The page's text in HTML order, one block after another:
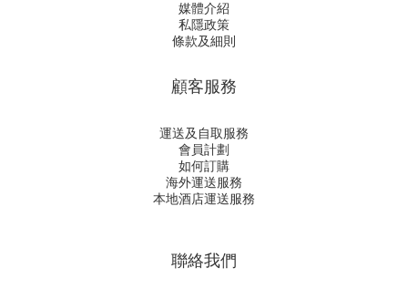
媒體介紹
私隱政策
條款及細則
顧客服務
運送及自取服務
會員計劃
如何訂購
海外運送服務
本地酒店運送服務
聯絡我們